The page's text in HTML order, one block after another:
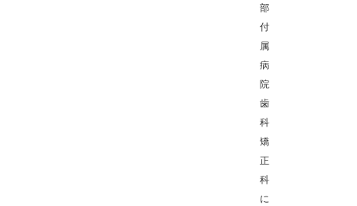
部
付
属
病
院
歯
科
矯
正
科
に